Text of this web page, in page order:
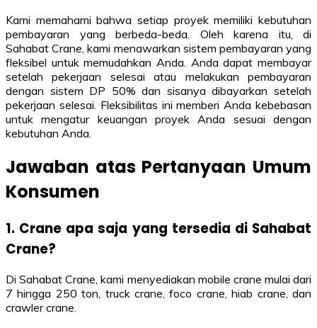
Kami memahami bahwa setiap proyek memiliki kebutuhan
pembayaran yang berbeda-beda. Oleh karena itu, di
Sahabat Crane, kami menawarkan sistem pembayaran yang
fleksibel untuk memudahkan Anda. Anda dapat membayar
setelah pekerjaan selesai atau melakukan pembayaran
dengan sistem DP 50% dan sisanya dibayarkan setelah
pekerjaan selesai. Fleksibilitas ini memberi Anda kebebasan
untuk mengatur keuangan proyek Anda sesuai dengan
kebutuhan Anda.
Jawaban atas Pertanyaan Umum
Konsumen
1. Crane apa saja yang tersedia di Sahabat
Crane?
Di Sahabat Crane, kami menyediakan mobile crane mulai dari
7 hingga 250 ton, truck crane, foco crane, hiab crane, dan
crawler crane.